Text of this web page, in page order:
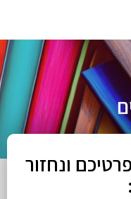
ונחזור